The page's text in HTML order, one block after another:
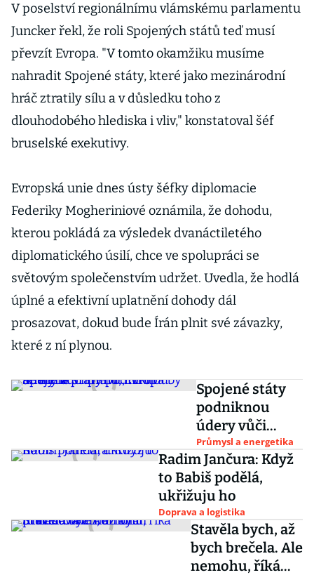
V poselství regionálnímu vlámskému parlamentu
Juncker řekl, že roli Spojených států teď musí
převzít Evropa. "V tomto okamžiku musíme
nahradit Spojené státy, které jako mezinárodní
hráč ztratily sílu a v důsledku toho z
dlouhodobého hlediska i vliv," konstatoval šéf
bruselské exekutivy.
Evropská unie dnes ústy šéfky diplomacie
Federiky Mogheriniové oznámila, že dohodu,
kterou pokládá za výsledek dvanáctiletého
diplomatického úsilí, chce ve spolupráci se
světovým společenstvím udržet. Uvedla, že hodlá
úplné a efektivní uplatnění dohody dál
prosazovat, dokud bude Írán plnit své závazky,
které z ní plynou.
Spojené státy
podniknou
údery vůči
Íránu, Evropa
by se měla
připravit, tvrdí
analytik
Průmysl a energetika
Radim Jančura: Když
to Babiš podělá,
ukřižuju ho
Doprava a logistika
Stavěla bych, až
bych brečela. Ale
nemohu, říká